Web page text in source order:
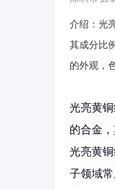
介绍： 光
其成分比
的外观，
光亮黄
的合金
光亮黄
子领域